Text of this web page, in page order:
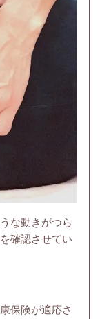
な動きがつら
確認させてい
保険が適応さ